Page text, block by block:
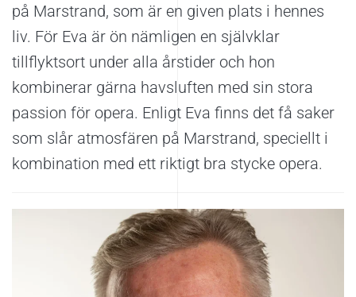
på Marstrand, som är en given plats i hennes
liv. För Eva är ön nämligen en självklar
tillflyktsort under alla årstider och hon
kombinerar gärna havsluften med sin stora
passion för opera. Enligt Eva finns det få saker
som slår atmosfären på Marstrand, speciellt i
kombination med ett riktigt bra stycke opera.